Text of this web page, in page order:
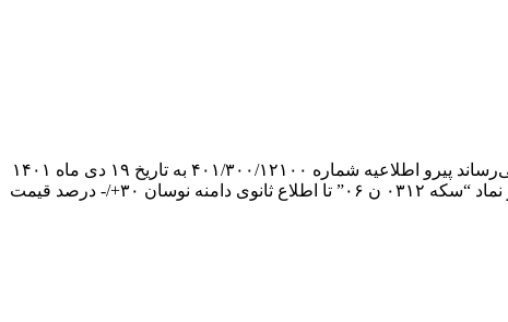
می‌رساند پیرو اطلاعیه شماره ۴۰۱/۳۰۰/۱۲۱۰۰ به تاریخ ۱۹ دی ماه ۱۴۰۱
و درخواست بانک مرکزی، معاملات گواهی سپرده کالایی سکه طلا ربع بهار آزادی خزانه بانک رفاه کارگران با نام “ربع سکه ۰۳۱۲ رفاه” و نماد “سکه ۰۳۱۲ ن ۰۶” تا اطلاع ثانوی دامنه نوسان ۳۰+/- درصد قیمت